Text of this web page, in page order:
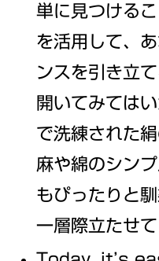
単に見つける
を活用して、
ンスを引き立
開いてみては
で洗練された
麻や綿のシン
もぴったりと
一層際立たせて